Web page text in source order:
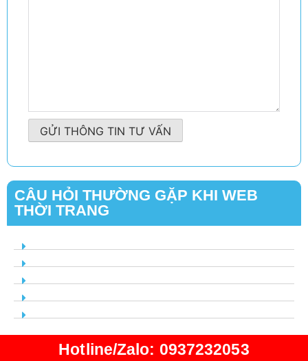
GỬI THÔNG TIN TƯ VẤN
CÂU HỎI THƯỜNG GẶP KHI WEB
THỜI TRANG
Hotline/Zalo: 0937232053